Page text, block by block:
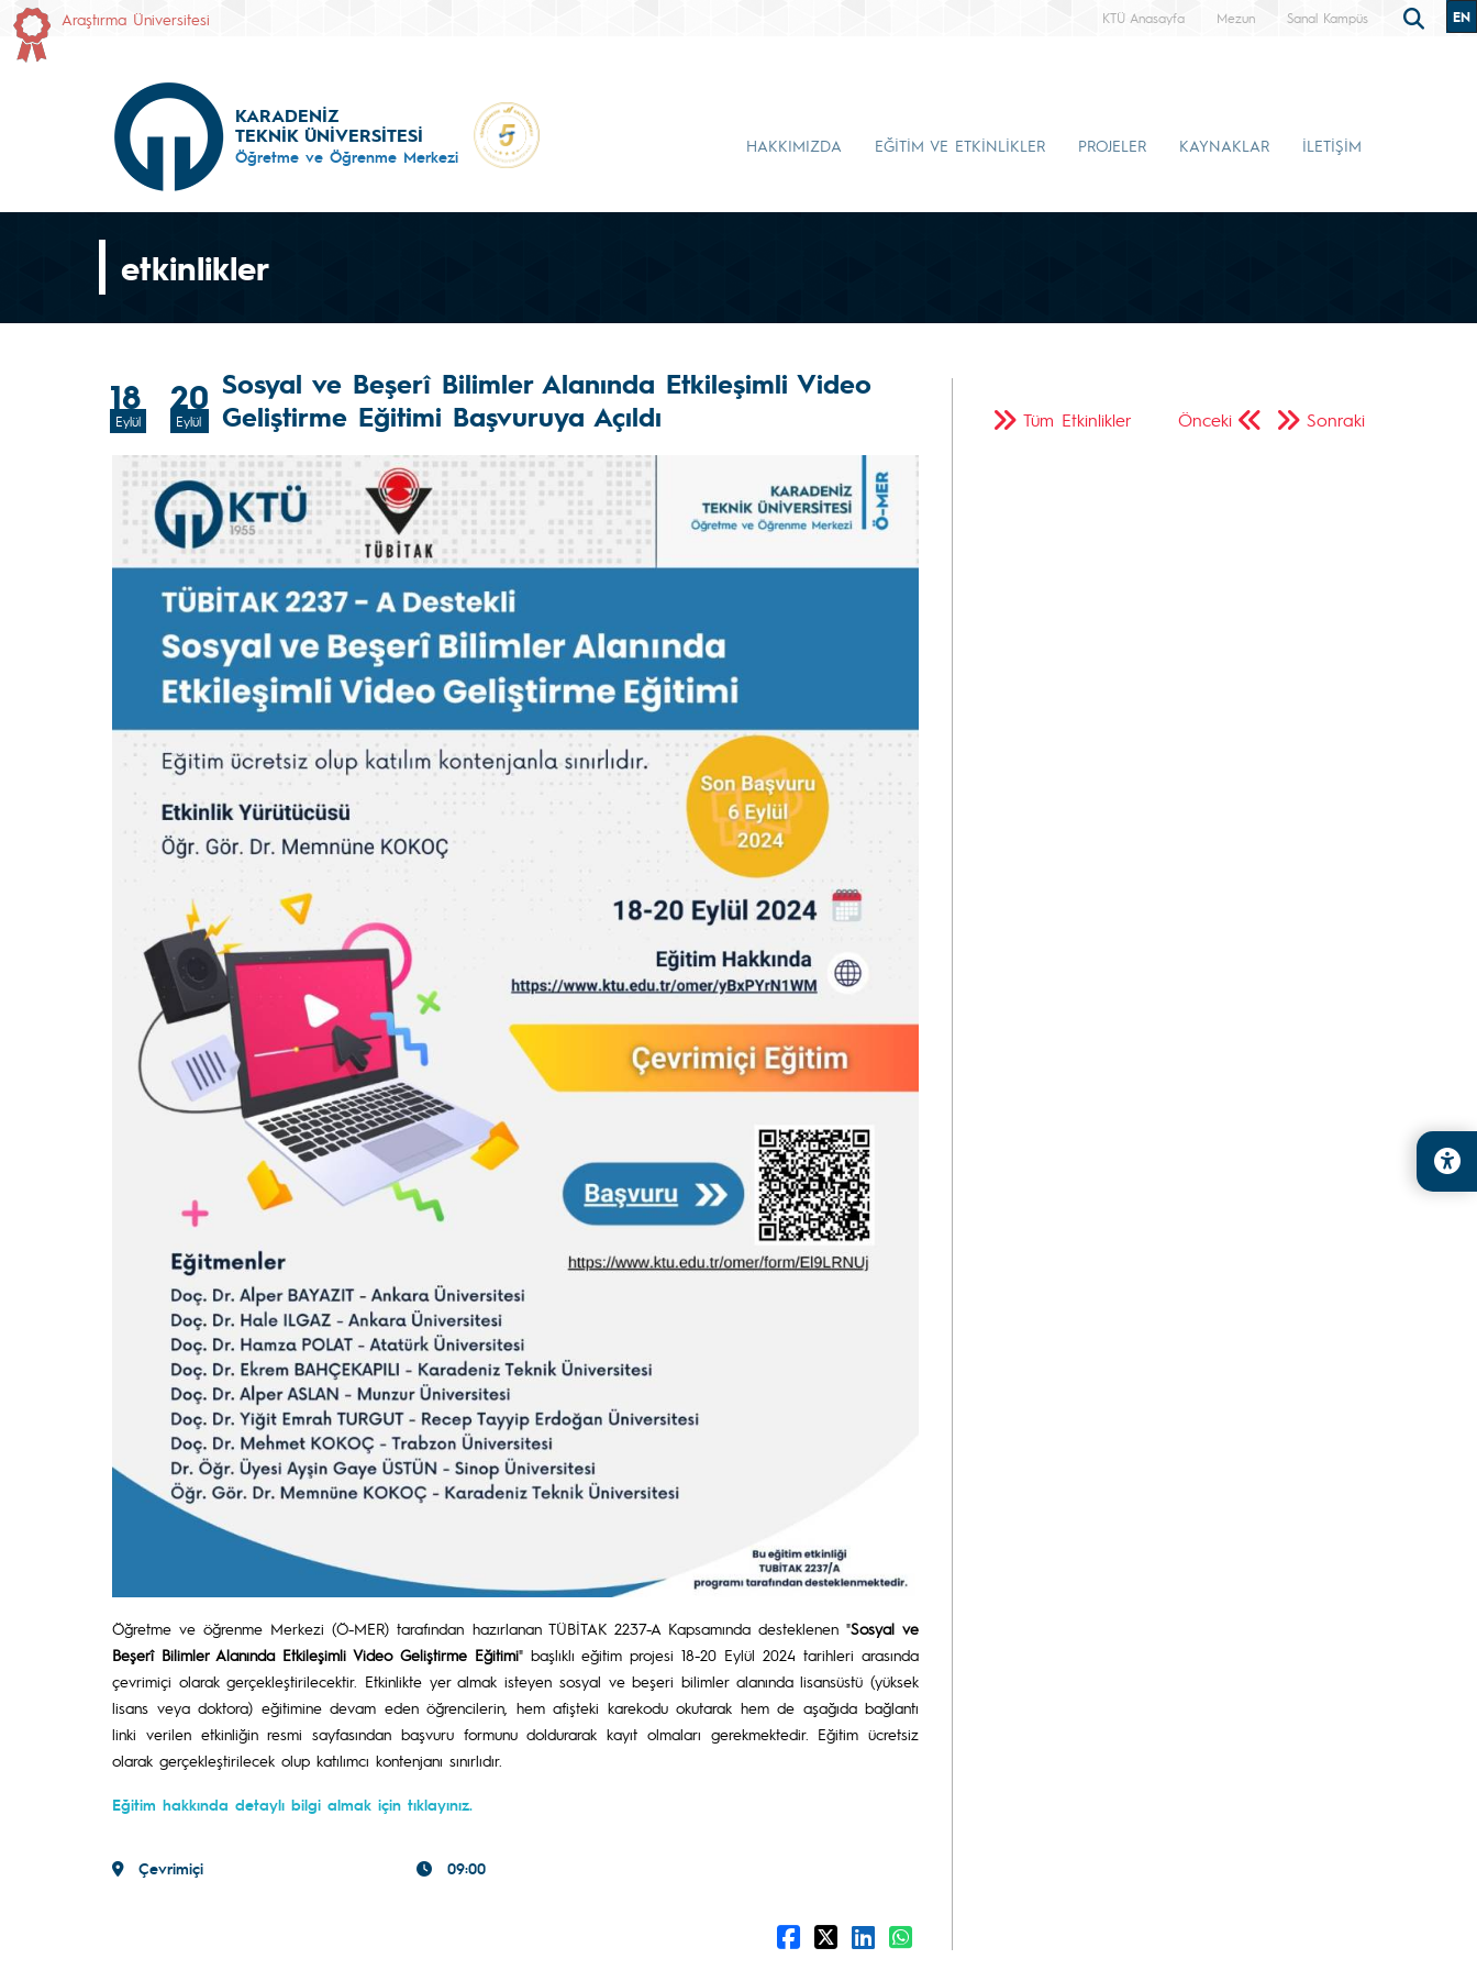
Araştırma Üniversitesi KTÜ Anasayfa Mezun Sanal Kampüs EN
KARADENİZ
TEKNİK ÜNİVERSİTESİ
Öğretme ve Öğrenme Merkezi
HAKKIMIZDA EĞİTİM VE ETKİNLİKLER PROJELER KAYNAKLAR İLETİŞİM
etkinlikler
18
Eylül
20
Eylül
Sosyal ve Beşerî Bilimler Alanında Etkileşimli Video
Geliştirme Eğitimi Başvuruya Açıldı
Öğretme ve öğrenme Merkezi (Ö-MER) tarafından hazırlanan TÜBİTAK 2237-A Kapsamında desteklenen "Sosyal ve
Beşerî Bilimler Alanında Etkileşimli Video Geliştirme Eğitimi" başlıklı eğitim projesi 18-20 Eylül 2024 tarihleri arasında
çevrimiçi olarak gerçekleştirilecektir. Etkinlikte yer almak isteyen sosyal ve beşeri bilimler alanında lisansüstü (yüksek
lisans veya doktora) eğitimine devam eden öğrencilerin, hem afişteki karekodu okutarak hem de aşağıda bağlantı
linki verilen etkinliğin resmi sayfasından başvuru formunu doldurarak kayıt olmaları gerekmektedir. Eğitim ücretsiz
olarak gerçekleştirilecek olup katılımcı kontenjanı sınırlıdır.
Eğitim hakkında detaylı bilgi almak için tıklayınız.
Çevrimiçi 09:00
Önceki Sonraki
Tüm Etkinlikler